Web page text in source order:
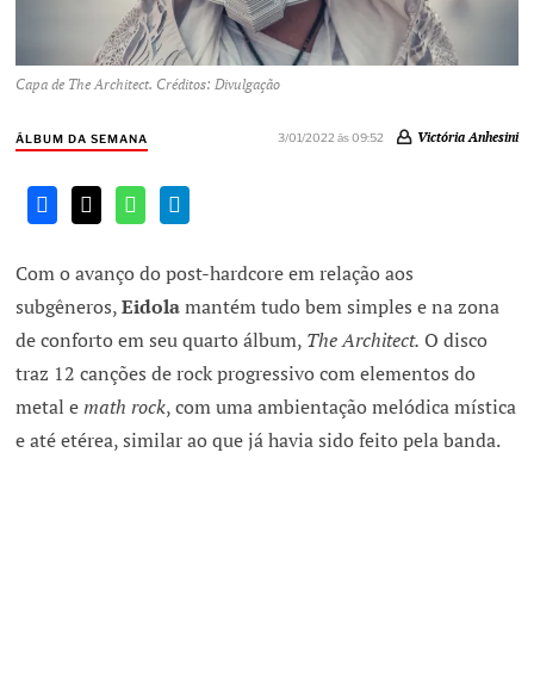
Capa de The Architect. Créditos: Divulgação
ÁLBUM DA SEMANA 3/01/2022 às 09:52 Victória Anhesini
Com o avanço do post-hardcore em relação aos
subgêneros,Eidolamantém tudo bem simples e na zona
de conforto em seu quarto álbum, The Architect. O disco
traz 12 canções de rock progressivo com elementos do
metal emath rock, com uma ambientação melódica mística
e até etérea, similar ao que já havia sido feito pela banda.